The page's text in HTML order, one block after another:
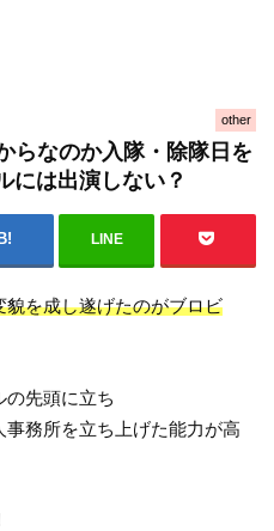
other
らなのか入隊・除隊日を
には出演しない？
LINE
を成し遂げたのがブロビ
の先頭に立ち
事務所を立ち上げた能力が高